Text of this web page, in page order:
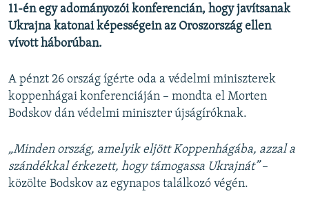
11-én egy adományozói konferencián, hogy javítsanak
Ukrajna katonai képességein az Oroszország ellen
vívott háborúban.
A pénzt 26 ország ígérte oda a védelmi miniszterek
koppenhágai konferenciáján – mondta el Morten
Bodskov dán védelmi miniszter újságíróknak.
„Minden ország, amelyik eljött Koppenhágába, azzal a
szándékkal érkezett, hogy támogassa Ukrajnát” –
közölte Bodskov az egynapos találkozó végén.